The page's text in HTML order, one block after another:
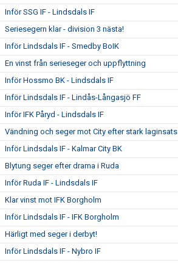
Inför SSG IF - Lindsdals IF
Seriesegern klar - division 3 nästa!
Inför Lindsdals IF - Smedby BoIK
En vinst från serieseger och uppflyttning
Inför Hossmo BK - Lindsdals IF
Inför Lindsdals IF - Lindås-Långasjö FF
Inför IFK Påryd - Lindsdals IF
Vändning och seger mot City efter stark laginsats
Inför Lindsdals IF - Kalmar City BK
Blytung seger efter drama i Ruda
Inför Ruda IF - Lindsdals IF
Klar vinst mot IFK Borgholm
Inför Lindsdals IF - IFK Borgholm
Härligt med seger i derbyt!
Inför Lindsdals IF - Nybro IF